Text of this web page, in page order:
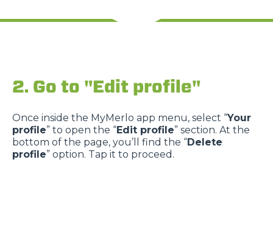
2. Go to "Edit profile"
Once inside the MyMerlo app menu, select “Your
profile” to open the “Edit profile” section. At the
bottom of the page, you’ll find the “Delete
profile” option. Tap it to proceed.